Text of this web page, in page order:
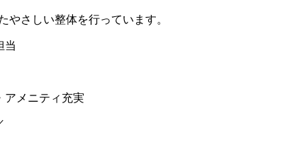
やさしい整体を行っています。
当
アメニティ充実